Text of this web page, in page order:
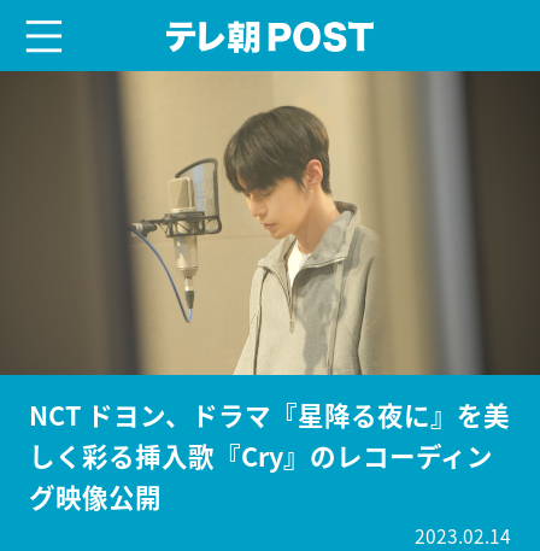
NCT ドヨン、ドラマ『星降る夜に』を美
しく彩る挿入歌『Cry』のレコーディン
グ映像公開
2023.02.14